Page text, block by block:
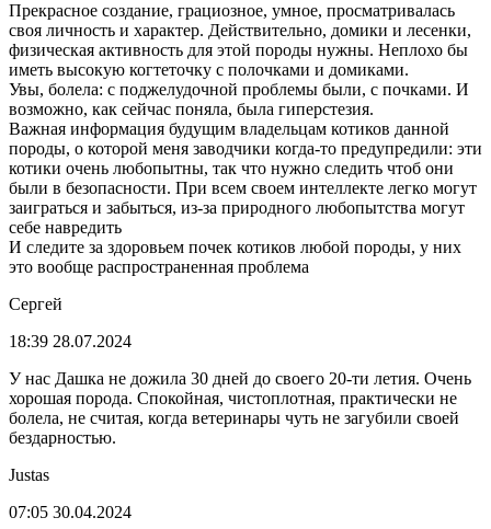
Прекрасное создание, грациозное, умное, просматривалась
своя личность и характер. Действительно, домики и лесенки,
физическая активность для этой породы нужны. Неплохо бы
иметь высокую когтеточку с полочками и домиками.
Увы, болела: с поджелудочной проблемы были, с почками. И
возможно, как сейчас поняла, была гиперстезия.
Важная информация будущим владельцам котиков данной
породы, о которой меня заводчики когда-то предупредили: эти
котики очень любопытны, так что нужно следить чтоб они
были в безопасности. При всем своем интеллекте легко могут
заиграться и забыться, из-за природного любопытства могут
себе навредить
И следите за здоровьем почек котиков любой породы, у них
это вообще распространенная проблема
Сергей
18:39 28.07.2024
У нас Дашка не дожила 30 дней до своего 20-ти летия. Очень
хорошая порода. Спокойная, чистоплотная, практически не
болела, не считая, когда ветеринары чуть не загубили своей
бездарностью.
Justas
07:05 30.04.2024